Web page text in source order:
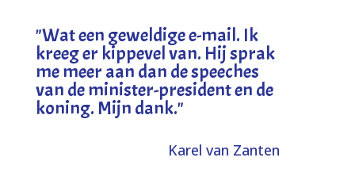
"Wat een geweldige e-mail. Ik
kreeg er kippevel van. Hij sprak
me meer aan dan de speeches
van de minister-president en de
koning. Mijn dank."
Karel van Zanten